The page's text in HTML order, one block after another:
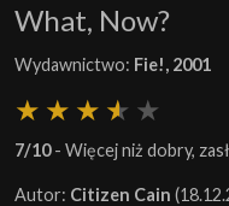
What, Now?
Wydawnictwo: Fie!, 2001
7/10- Więcej niż dobry,
Autor: Citizen Cain